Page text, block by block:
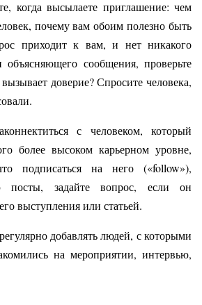
когда высылаете приглашение: чем
почему вам обоим полезно быть
приходит к вам, и нет никакого
сообщения, проверьте
доверие? Спросите человека,
с человеком, который
более высоком карьерном уровне,
подписаться на него («follow»),
посты, задайте вопрос, если он
выступления или статьей.
добавлять людей, с которыми
на мероприятии, интервью,